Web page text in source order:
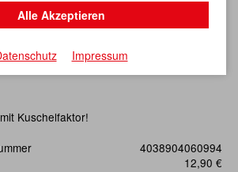
Lama
Kuschelfaktor!
4038904060994
12,90 €
Alle Akzeptieren
Impressum